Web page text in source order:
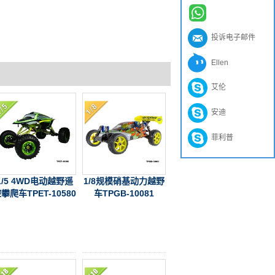
5 4WD电动越野遥
爬车TPET-10580
1/8规模硝基动力越野
车TPGB-10081
投诉电子邮件
Ellen
艾伦
安迪
菲利普